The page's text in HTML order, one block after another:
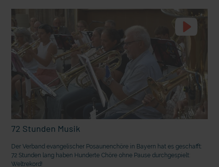
deutsche Sprache? Vorhang auf für Kinderzirkus Giovanni
72 Stunden Musik
Der Verband evangelischer Posaunenchöre in Bayern hat es geschafft:
72 Stunden lang haben Hunderte Chöre ohne Pause durchgespielt:
Weltrekord!